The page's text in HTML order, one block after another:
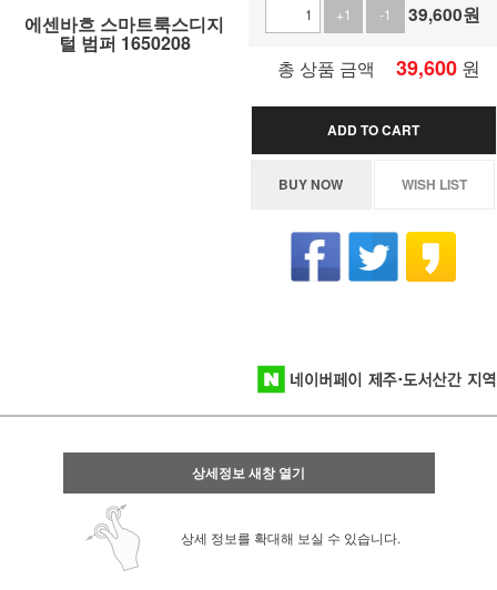
에센바흐 스마트룩스디지
털 범퍼 1650208
+1
-1 39,600원
총 상품 금액 39,600 원
ADD TO CART
BUY NOW WISH LIST
상세정보 새창 열기
상세 정보를 확대해 보실 수 있습니다.